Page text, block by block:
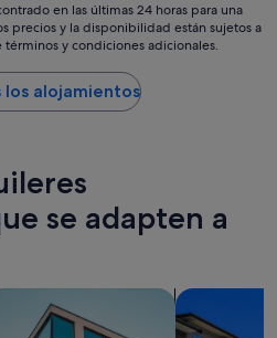
en las últimas 24 horas para una
precios y la disponibilidad están sujetos a
y condiciones adicionales.
los alojamientos
se adapten a
apartamentos Buscar